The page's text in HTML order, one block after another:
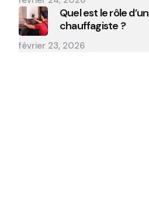
Quel est le rôle d’un
chauffagiste ?
février 23, 2026